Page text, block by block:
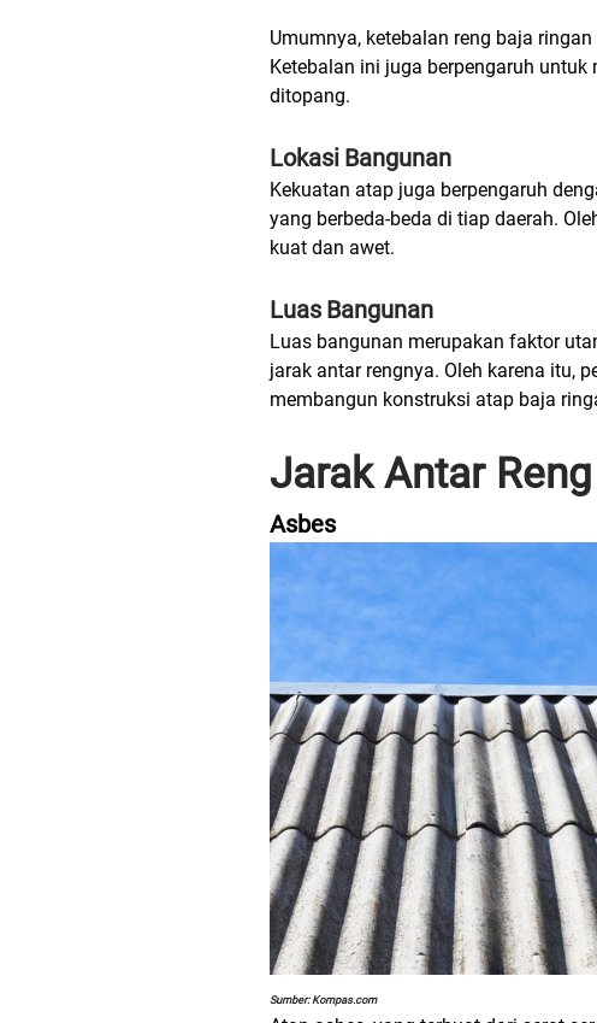
Umumnya, ketebalan reng baja
Ketebalan ini juga berpengaruh untuk
ditopang.
Lokasi Bangunan
Kekuatan atap juga berpengaruh
yang berbeda-beda di tiap daerah.
kuat dan awet.
Luas Bangunan
Luas bangunan merupakan faktor
jarak antar rengnya. Oleh karena itu,
membangun konstruksi atap baja
Jarak Antar
Asbes
Sumber: Kompas.com